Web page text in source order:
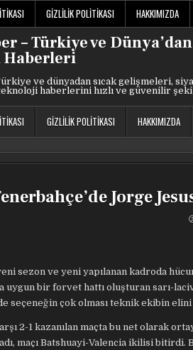
GIZLILIK POLITIKASI HAKKIMIZDA
– Türkiye ve
Haberleri
ve dünyadan sıcak gelişmeleri,
haberlerini hızlı ve güvenilir
GIZLILIK POLITIKASI HAKKIMIZDA
Jorge
sezon ve yeni yapılanan kadroda
uygun bir forvet hattı oluşturan sarı-
seçeneğin çok olması teknik ekibin
2-1 kazanılan maçta bu net olarak
maçı Batshuayi-Valencia ikilisi bitirdi.